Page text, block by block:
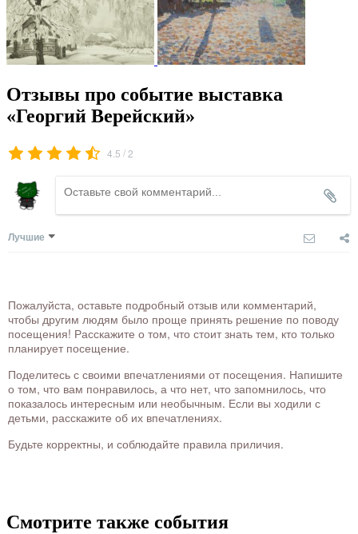
Отзывы про событие выставка
«Георгий Верейский»
4.5 /2
Лучшие
Пожалуйста, оставьте подробный отзыв или комментарий,
чтобы другим людям было проще принять решение по поводу
посещения! Расскажите о том, что стоит знать тем, кто только
планирует посещение.
Поделитесь с своими впечатлениями от посещения. Напишите
о том, что вам понравилось, а что нет, что запомнилось, что
показалось интересным или необычным. Если вы ходили с
детьми, расскажите об их впечатлениях.
Будьте корректны, и соблюдайте правила приличия.
Смотрите также события